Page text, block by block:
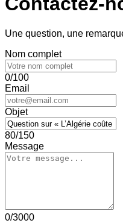
Une question, une
Nom complet
0/100
Email
Objet
80/150
Message
0/3000